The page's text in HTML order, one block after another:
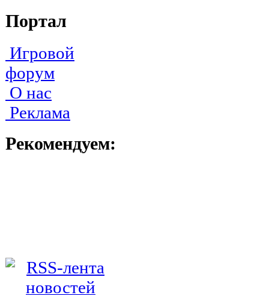
Портал
Игровой
форум
О нас
Реклама
Рекомендуем: